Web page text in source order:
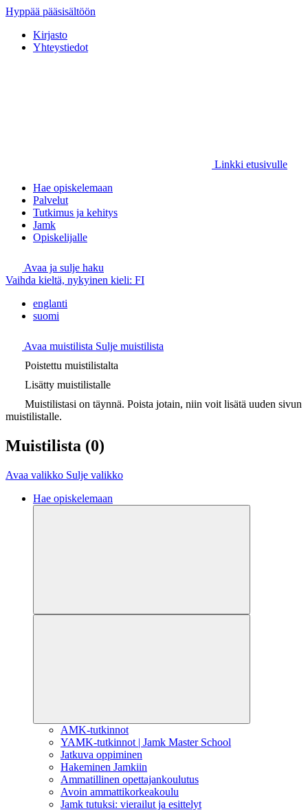
Hyppää pääsisältöön
Kirjasto
Yhteystiedot
Linkki etusivulle
Hae opiskelemaan
Palvelut
Tutkimus ja kehitys
Jamk
Opiskelijalle
Avaa ja sulje haku
Vaihda kieltä, nykyinen kieli: FI
englanti
suomi
Avaa muistilista Sulje muistilista
Poistettu muistilistalta
Lisätty muistilistalle
Muistilistasi on täynnä. Poista jotain, niin voit lisätä uuden sivun
muistilistalle.
Muistilista (0)
Avaa valikko Sulje valikko
Hae opiskelemaan
AMK-tutkinnot
YAMK-tutkinnot | Jamk Master School
Jatkuva oppiminen
Hakeminen Jamkiin
Ammatillinen opettajankoulutus
Avoin ammattikorkeakoulu
Jamk tutuksi: vierailut ja esittelyt